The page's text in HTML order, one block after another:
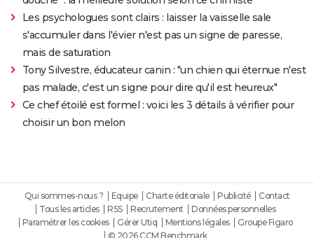
Les psychologues sont clairs : laisser la vaisselle sale
s'accumuler dans l'évier n'est pas un signe de paresse,
mais de saturation
Tony Silvestre, éducateur canin : "un chien qui éternue n'est
pas malade, c'est un signe pour dire qu'il est heureux"
Ce chef étoilé est formel : voici les 3 détails à vérifier pour
choisir un bon melon
Qui sommes-nous ? Equipe Charte éditoriale Publicité
Contact
Tous les articles
RSS Recrutement
Données personnelles
Paramétrer les cookies
Gérer Utiq Mentions légales
Groupe Figaro
© 2026 CCM Benchmark